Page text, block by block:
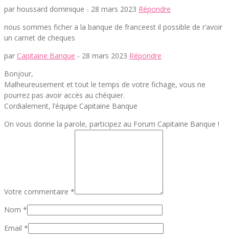
par houssard dominique - 28 mars 2023 Répondre
nous sommes ficher a la banque de franceest il possible de r’avoir
un carnet de cheques
par Capitaine Banque - 28 mars 2023 Répondre
Bonjour,
Malheureusement et tout le temps de votre fichage, vous ne
pourrez pas avoir accès au chéquier.
Cordialement, l’équipe Capitaine Banque
On vous donne la parole, participez au Forum Capitaine Banque !
Votre commentaire *
Nom *
Email *